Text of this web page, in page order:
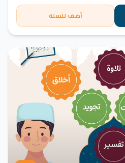
أضف للسلة